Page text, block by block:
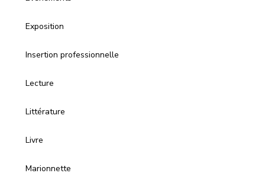
Exposition
Insertion professionnelle
Lecture
Littérature
Livre
Marionnette